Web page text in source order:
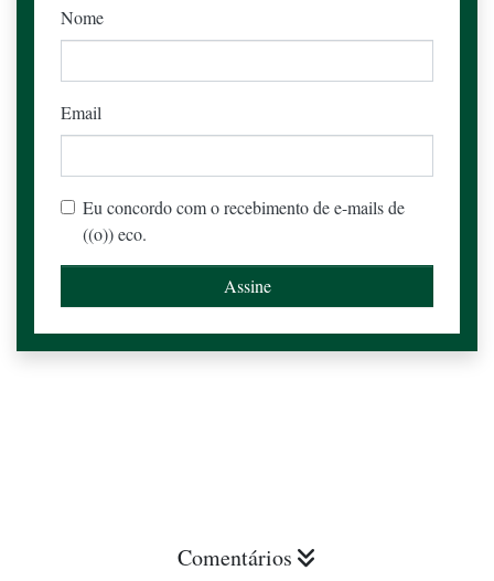
Nome
Email
Eu concordo com o recebimento de e-mails de
((o)) eco.
Comentários